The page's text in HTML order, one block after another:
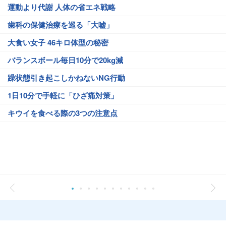
運動より代謝 人体の省エネ戦略
歯科の保健治療を巡る「大嘘」
大食い女子 46キロ体型の秘密
バランスボール毎日10分で20kg減
躁状態引き起こしかねないNG行動
1日10分で手軽に「ひざ痛対策」
キウイを食べる際の3つの注意点